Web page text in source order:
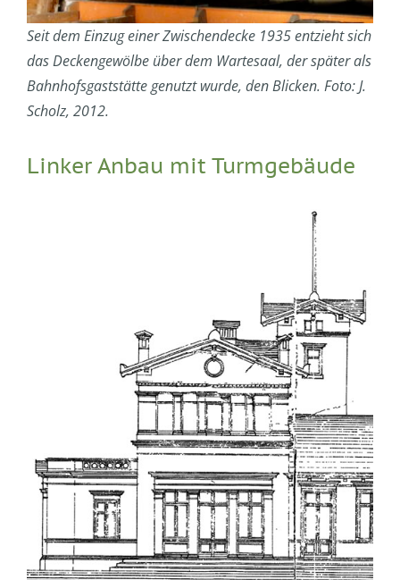
Seit dem Einzug einer Zwischendecke 1935 entzieht sich
das Deckengewölbe über dem Wartesaal, der später als
Bahnhofsgaststätte genutzt wurde, den Blicken. Foto: J.
Scholz, 2012.
Linker Anbau mit Turmgebäude